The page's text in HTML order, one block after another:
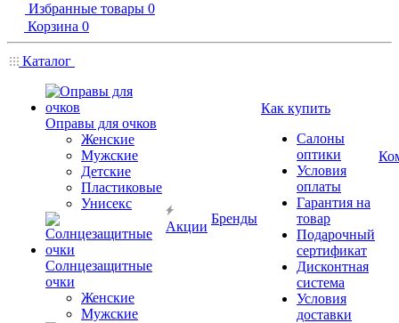
Избранные товары 0
Корзина 0
Каталог
Оправы для очков
Женские
Мужские
Детские
Пластиковые
Унисекс
Солнцезащитные
очки
Женские
Мужские
Акции
Бренды
Как купить
Салоны
оптики
Условия
оплаты
Гарантия на
товар
Подарочный
сертификат
Дисконтная
система
Условия
доставки